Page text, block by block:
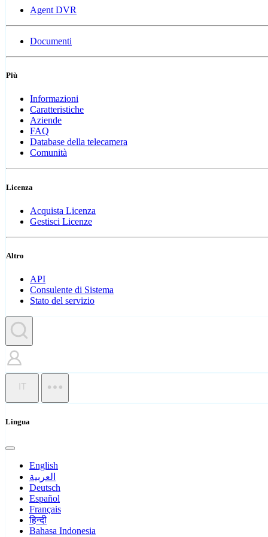
Agent DVR
Documenti
Più
Informazioni
Caratteristiche
Aziende
FAQ
Database della telecamera
Comunità
Licenza
Acquista Licenza
Gestisci Licenze
Altro
API
Consulente di Sistema
Stato del servizio
IT
Lingua
English
العربية
Deutsch
Español
Français
हिन्दी
Bahasa Indonesia